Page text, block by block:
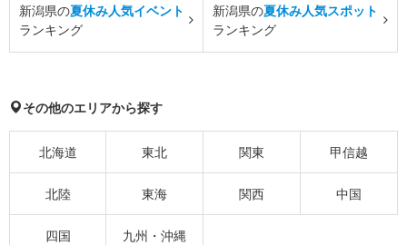
新潟県の夏休み人気イベント
ランキング
新潟県の夏休み人気スポット
ランキング
その他のエリアから探す
北海道 東北 関東 甲信越
北陸 東海 関西 中国
四国 九州・沖縄